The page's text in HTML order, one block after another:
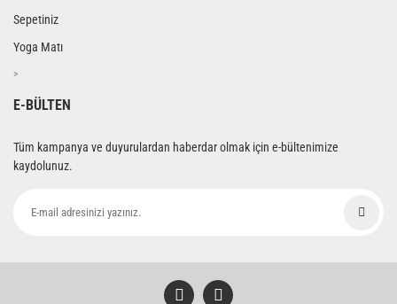
Sepetiniz
Yoga Matı
>
E-BÜLTEN
Tüm kampanya ve duyurulardan haberdar olmak için e-bültenimize
kaydolunuz.